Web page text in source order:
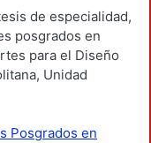
de especialidad,
posgrados en
para el Diseño
Unidad
Posgrados en